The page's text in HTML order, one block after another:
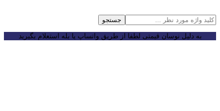
جستجو
به دلیل نوسان قیمتی لطفا از طریق واتساپ یا بله استعلام بگیرید